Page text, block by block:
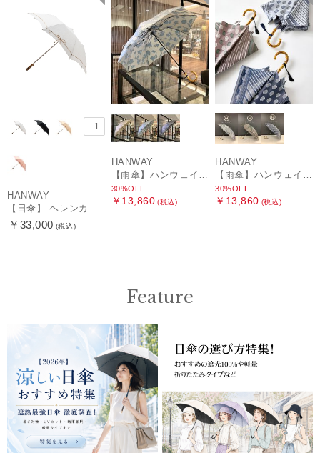
+1
HANWAY
￥33,000 (税込)
HANWAY
30%OFF
￥13,860 (税込)
HANWAY
30%OFF
￥13,860 (税込)
Feature